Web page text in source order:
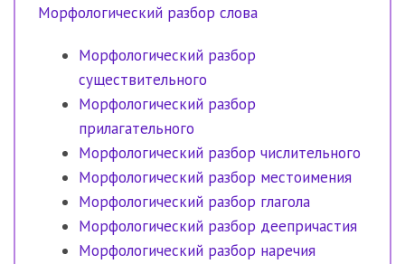
Морфологический разбор слова
Морфологический разбор
существительного
Морфологический разбор
прилагательного
Морфологический разбор числительного
Морфологический разбор местоимения
Морфологический разбор глагола
Морфологический разбор деепричастия
Морфологический разбор наречия